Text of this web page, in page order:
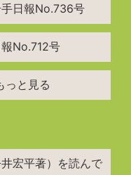
手日報No.736号
No.712号
っと見る
宏平著）を読んで